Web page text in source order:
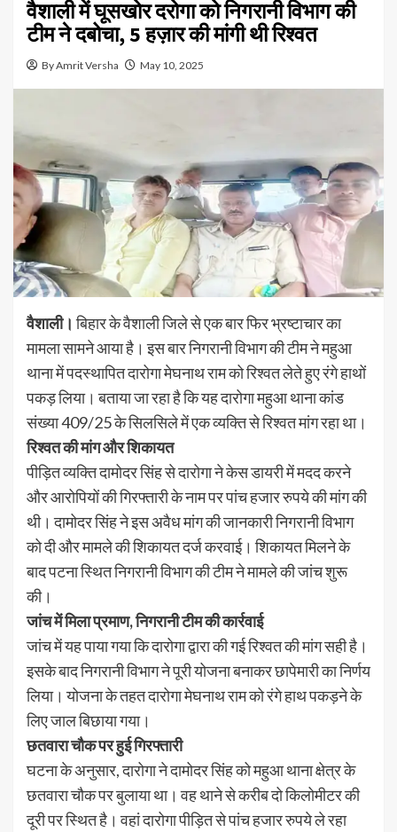
वैशाली में घूसखोर दरोगा को निगरानी विभाग की
टीम ने दबोचा, 5 हज़ार की मांगी थी रिश्वत
By Amrit Versha May 10, 2025
वैशाली। बिहार के वैशाली जिले से एक बार फिर भ्रष्टाचार का
मामला सामने आया है। इस बार निगरानी विभाग की टीम ने महुआ
थाना में पदस्थापित दारोगा मेघनाथ राम को रिश्वत लेते हुए रंगे हाथों
पकड़ लिया। बताया जा रहा है कि यह दारोगा महुआ थाना कांड
संख्या 409/25 के सिलसिले में एक व्यक्ति से रिश्वत मांग रहा था।
रिश्वत की मांग और शिकायत
पीड़ित व्यक्ति दामोदर सिंह से दारोगा ने केस डायरी में मदद करने
और आरोपियों की गिरफ्तारी के नाम पर पांच हजार रुपये की मांग की
थी। दामोदर सिंह ने इस अवैध मांग की जानकारी निगरानी विभाग
को दी और मामले की शिकायत दर्ज करवाई। शिकायत मिलने के
बाद पटना स्थित निगरानी विभाग की टीम ने मामले की जांच शुरू
की।
जांच में मिला प्रमाण, निगरानी टीम की कार्रवाई
जांच में यह पाया गया कि दारोगा द्वारा की गई रिश्वत की मांग सही है।
इसके बाद निगरानी विभाग ने पूरी योजना बनाकर छापेमारी का निर्णय
लिया। योजना के तहत दारोगा मेघनाथ राम को रंगे हाथ पकड़ने के
लिए जाल बिछाया गया।
छतवारा चौक पर हुई गिरफ्तारी
घटना के अनुसार, दारोगा ने दामोदर सिंह को महुआ थाना क्षेत्र के
छतवारा चौक पर बुलाया था। वह थाने से करीब दो किलोमीटर की
दूरी पर स्थित है। वहां दारोगा पीड़ित से पांच हजार रुपये ले रहा